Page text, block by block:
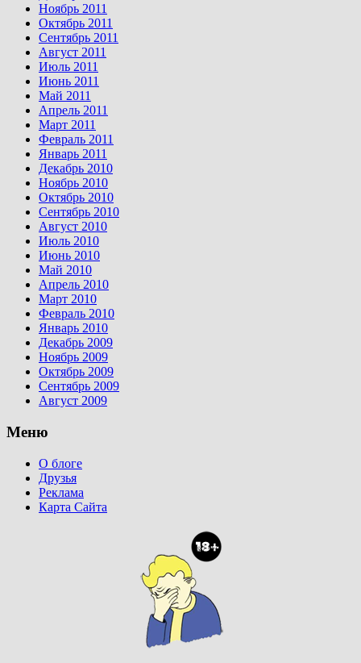
Ноябрь 2011
Октябрь 2011
Сентябрь 2011
Август 2011
Июль 2011
Июнь 2011
Май 2011
Апрель 2011
Март 2011
Февраль 2011
Январь 2011
Декабрь 2010
Ноябрь 2010
Октябрь 2010
Сентябрь 2010
Август 2010
Июль 2010
Июнь 2010
Май 2010
Апрель 2010
Март 2010
Февраль 2010
Январь 2010
Декабрь 2009
Ноябрь 2009
Октябрь 2009
Сентябрь 2009
Август 2009
Меню
О блоге
Друзья
Реклама
Карта Сайта